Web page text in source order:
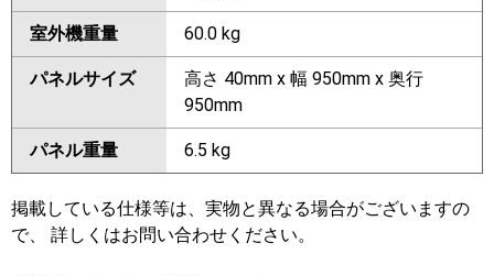
室外機重量 60.0 kg
パネルサイズ
高さ 40mm x 幅 950mm x 奥行
950mm
パネル重量 6.5 kg
掲載している仕様等は、実物と異なる場合がございますの
で、 詳しくはお問い合わせください。